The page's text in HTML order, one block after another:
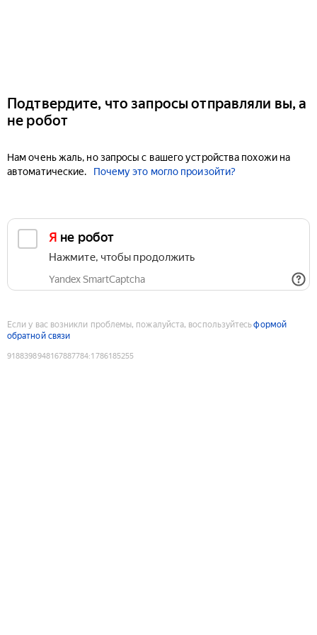
Подтвердите, что запросы отправляли вы, а
не робот
Нам очень жаль, но запросы с вашего устройства похожи на
автоматические.
Почему это могло произойти?
Я не робот
Нажмите, чтобы продолжить
Yandex SmartCaptcha
Если у вас возникли проблемы, пожалуйста, воспользуйтесьформой
обратной связи
9188398948167887784:1786185255